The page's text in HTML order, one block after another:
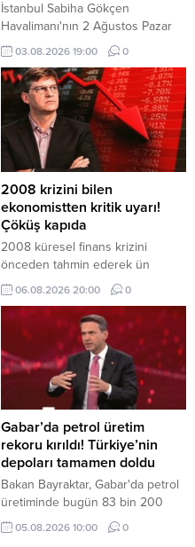
İstanbul Sabiha Gökçen
Havalimanı'nın 2 Ağustos Pazar
günü 919 uçuş ve 174 bin 325
yolcuya hizmet vererek uçuş ve
yolcu rekoru kırdığı bildirildi.
03.08.2026 19:00 0
2008 krizini bilen
ekonomistten kritik uyarı!
Çöküş kapıda
2008 küresel finans krizini
önceden tahmin ederek ün
kazanan yatırımcı Michael Burry,
ABD borsalarındaki yükselişe
rağmen piyasaların zirveye
yaklaştığını savundu. İşte
detaylar...
06.08.2026 20:00 0
Gabar’da petrol üretim
rekoru kırıldı! Türkiye’nin
depoları tamamen doldu
Bakan Bayraktar, Gabar'da petrol
üretiminde bugün 83 bin 200
varile ulaşılarak rekor kırıldığını
duyurdu. Depo kapasitesinin
05.08.2026 10:00 0